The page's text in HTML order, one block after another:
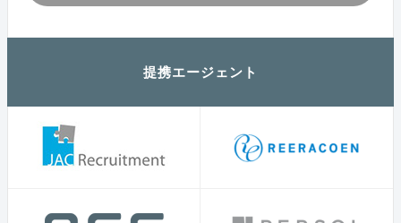
提携エージェント